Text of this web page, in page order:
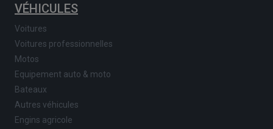
VÉHICULES
Voitures
Voitures professionnelles
Motos
Equipement auto & moto
Bateaux
Autres véhicules
Engins agricole